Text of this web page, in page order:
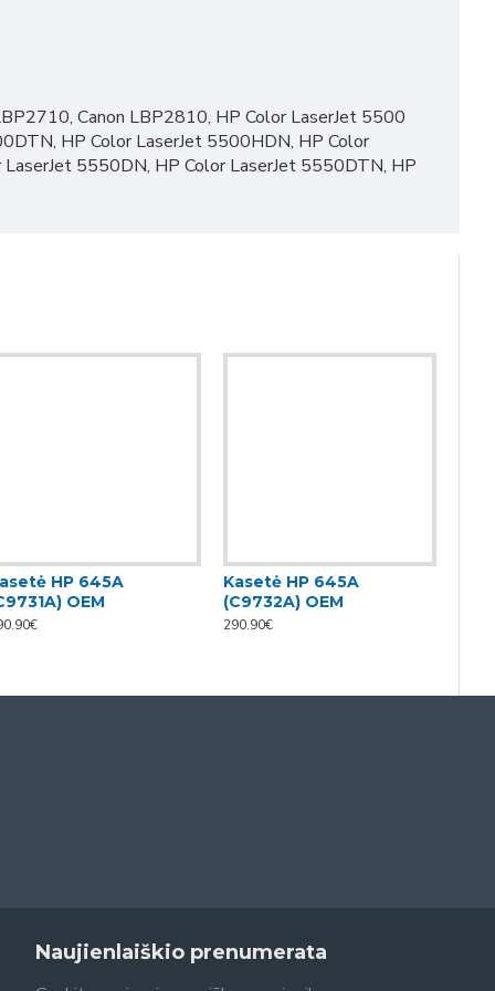
Canon LBP2810, HP Color LaserJet 5500
HP Color LaserJet 5500HDN, HP Color
5550DN, HP Color LaserJet 5550DTN, HP
HP 645A
OEM
Kasetė HP 645A
(C9732A) OEM
290.90€
Naujienlaiškio prenumerata